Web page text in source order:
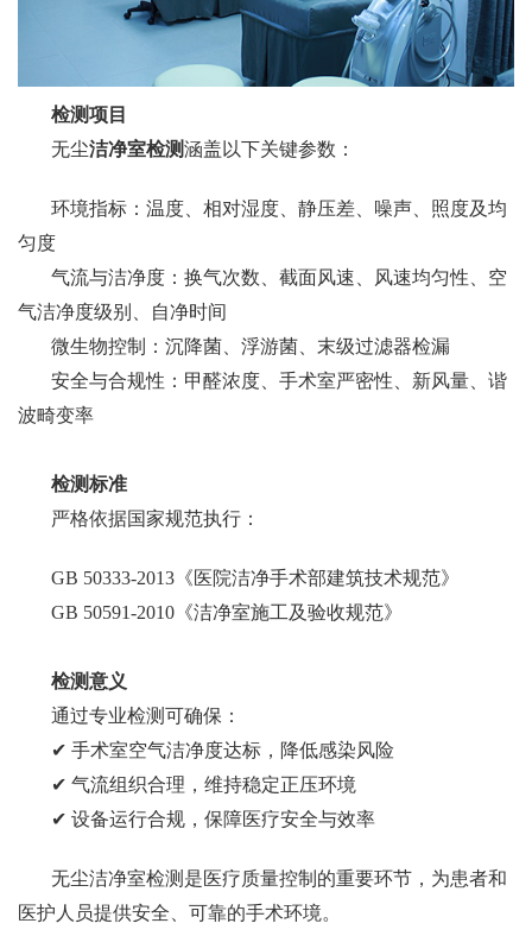
检测项目
无尘洁净室检测涵盖以下关键参数：
环境指标：温度、相对湿度、静压差、噪声、照度及均
匀度
气流与洁净度：换气次数、截面风速、风速均匀性、空
气洁净度级别、自净时间
微生物控制：沉降菌、浮游菌、末级过滤器检漏
安全与合规性：甲醛浓度、手术室严密性、新风量、谐
波畸变率
检测标准
严格依据国家规范执行：
GB 50333-2013《医院洁净手术部建筑技术规范》
GB 50591-2010《洁净室施工及验收规范》
检测意义
通过专业检测可确保：
✔ 手术室空气洁净度达标，降低感染风险
✔ 气流组织合理，维持稳定正压环境
✔ 设备运行合规，保障医疗安全与效率
无尘洁净室检测是医疗质量控制的重要环节，为患者和
医护人员提供安全、可靠的手术环境。